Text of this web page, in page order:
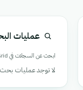
عمليات
ابحث عن السجلات في SendGrid من أي أتمتة.
لا توجد عمليات